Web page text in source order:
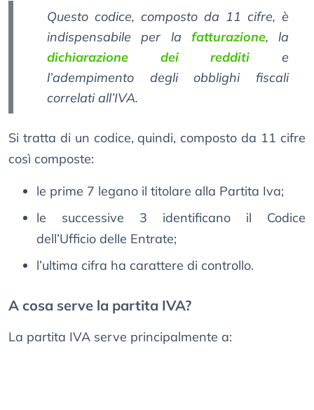
Questo codice, composto da 11 cifre, è
indispensabile per la fatturazione, la
dichiarazione dei redditi e
l’adempimento degli obblighi fiscali
correlati all’IVA.
Si tratta di un codice, quindi, composto da 11 cifre
così composte:
le prime 7 legano il titolare alla Partita Iva;
le successive 3 identificano il Codice
dell’Ufficio delle Entrate;
l’ultima cifra ha carattere di controllo.
A cosa serve la partita IVA?
La partita IVA serve principalmente a: